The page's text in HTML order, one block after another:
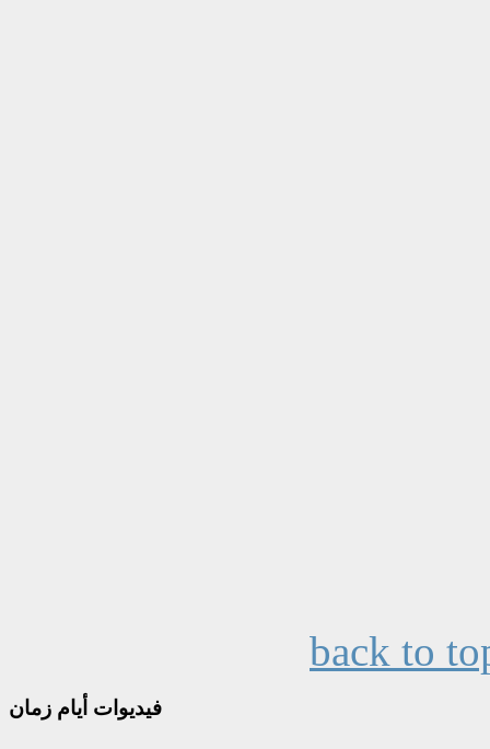
back to
فيديوات أيام زمان